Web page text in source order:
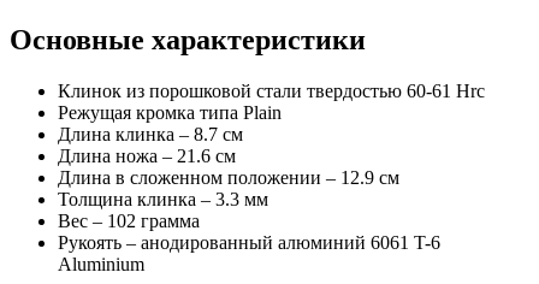
Основные характеристики
Клинок из порошковой стали твердостью 60-61 Hrc
Режущая кромка типа Plain
Длина клинка – 8.7 см
Длина ножа – 21.6 см
Длина в сложенном положении – 12.9 см
Толщина клинка – 3.3 мм
Вес – 102 грамма
Рукоять – анодированный алюминий 6061 T-6
Aluminium